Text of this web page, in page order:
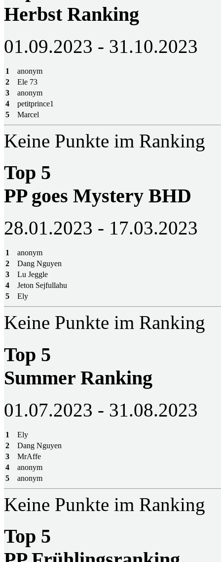
Herbst Ranking
01.09.2023 - 31.10.2023
1
anonym
2
Ele 73
3
anonym
4
petitprince1
5
Marcel
Keine Punkte im Ranking
Top 5
PP goes Mystery BHD
28.01.2023 - 17.03.2023
1
anonym
2
Dang Nguyen
3
Lu Jeggle
4
Jeton Sejfullahu
5
Ely
Keine Punkte im Ranking
Top 5
Summer Ranking
01.07.2023 - 31.08.2023
1
Ely
2
Dang Nguyen
3
MrAffe
4
anonym
5
anonym
Keine Punkte im Ranking
Top 5